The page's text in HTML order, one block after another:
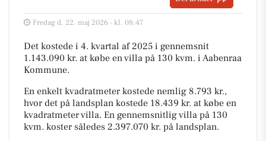
Fredag d. 22. maj 2026 - kl. 08:47
Det kostede i 4. kvartal af 2025 i gennemsnit
1.143.090 kr. at købe en villa på 130 kvm. i Aabenraa
Kommune.
En enkelt kvadratmeter kostede nemlig 8.793 kr.,
hvor det på landsplan kostede 18.439 kr. at købe en
kvadratmeter villa. En gennemsnitlig villa på 130
kvm. koster således 2.397.070 kr. på landsplan.